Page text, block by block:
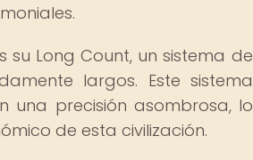
Long Count, un sistema de
largos. Este sistema
precisión asombrosa, lo
de esta civilización.